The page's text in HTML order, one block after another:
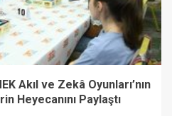
Akıl ve Zekâ Oyunları’nın
Heyecanını Paylaştı